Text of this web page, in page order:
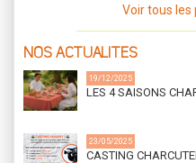
Voir tous les
NOS ACTUALITES
19/12/2025
LES 4 SAISONS
23/05/2025
CASTING